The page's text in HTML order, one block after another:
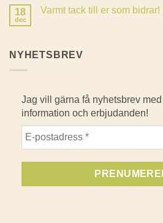
Det
18
dec
Varmt tack till er som bidrar!
tack
NYHETSBREV
Jag vill gärna få nyhetsbrev
information och erbjudanden!